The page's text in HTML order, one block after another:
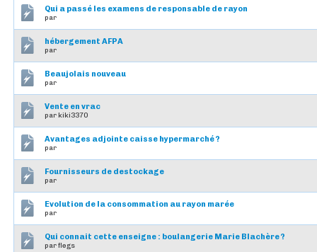
Qui a passé les examens de responsable de rayon
par
hébergement AFPA
par
Beaujolais nouveau
par
Vente en vrac
par kiki3370
Avantages adjointe caisse hypermarché ?
par
Fournisseurs de destockage
par
Evolution de la consommation au rayon marée
par
Qui connait cette enseigne : boulangerie Marie Blachère ?
par flegs